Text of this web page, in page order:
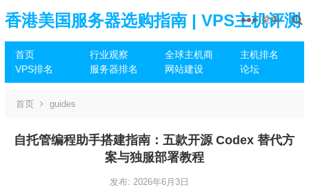
香港美国服务器选购指南 | VPS主机评测
推荐
首页 行业观察 全球主机商
主机排名
VPS排名
服务器排名 网站建设 论坛
菜单
首页 guides
自托管编程助手搭建指南：五款开源 Codex 替代方
案与独服部署教程
发布: 2026年6月3日